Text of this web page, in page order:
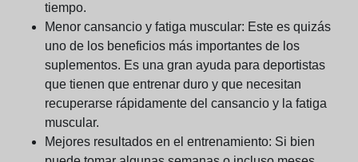
tiempo.
Menor cansancio y fatiga muscular: Este es quizás
uno de los beneficios más importantes de los
suplementos. Es una gran ayuda para deportistas
que tienen que entrenar duro y que necesitan
recuperarse rápidamente del cansancio y la fatiga
muscular.
Mejores resultados en el entrenamiento: Si bien